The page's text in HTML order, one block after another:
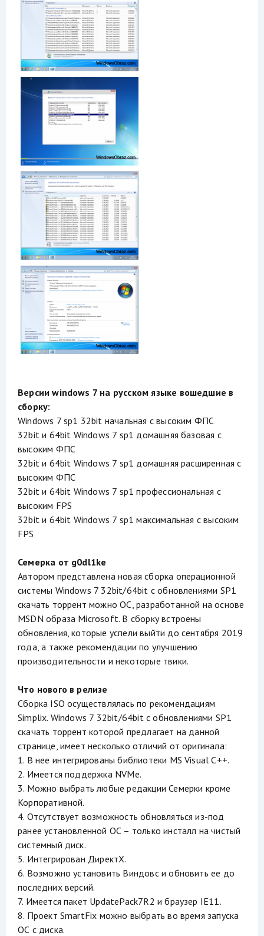
Версии windows 7 на русском языке вошедшие в
сборку:
Windows 7 sp1 32bit начальная с высоким ФПС
32bit и 64bit Windows 7 sp1 домашняя базовая с
высоким ФПС
32bit и 64bit Windows 7 sp1 домашняя расширенная с
высоким ФПС
32bit и 64bit Windows 7 sp1 профессиональная с
высоким FPS
32bit и 64bit Windows 7 sp1 максимальная с высоким
FPS
Семерка от g0dl1ke
Автором представлена новая сборка операционной
системы Windows 7 32bit/64bit с обновлениями SP1
скачать торрент можно ОС, разработанной на основе
MSDN образа Microsoft. В сборку встроены
обновления, которые успели выйти до сентября 2019
года, а также рекомендации по улучшению
производительности и некоторые твики.
Что нового в релизе
Сборка ISO осуществлялась по рекомендациям
Simplix. Windows 7 32bit/64bit с обновлениями SP1
скачать торрент которой предлагает на данной
странице, имеет несколько отличий от оригинала:
1. В нее интегрированы библиотеки MS Visual С++.
2. Имеется поддержка NVMe.
3. Можно выбрать любые редакции Семерки кроме
Корпоративной.
4. Отсутствует возможность обновляться из-под
ранее установленной ОС – только инсталл на чистый
системный диск.
5. Интегрирован ДиректХ.
6. Возможно установить Виндовс и обновить ее до
последних версий.
7. Имеется пакет UpdatePack7R2 и браузер IE11.
8. Проект SmartFix можно выбрать во время запуска
ОС с диска.